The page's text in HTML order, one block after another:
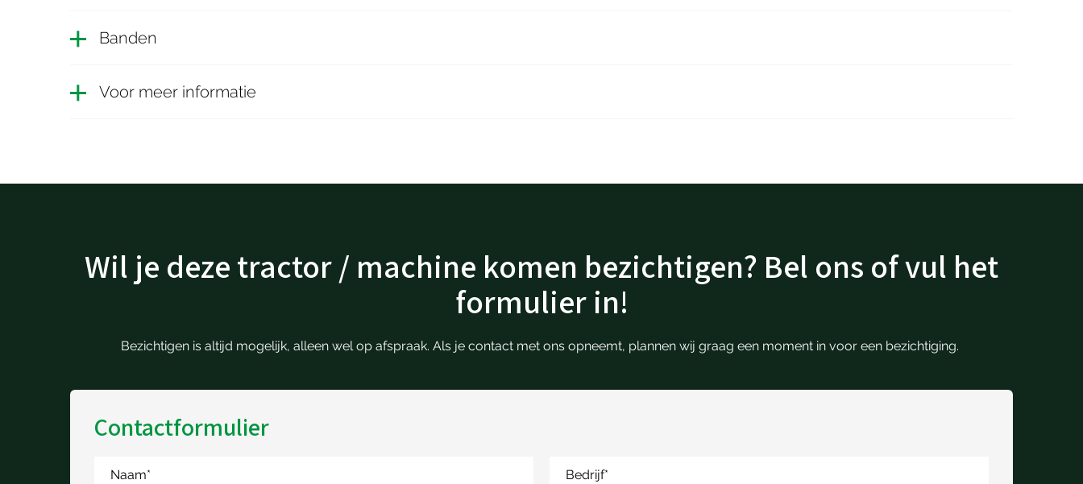
Banden
Voor meer informatie
Wil je deze tractor / machine komen bezichtigen? Bel ons of vul het
formulier in!
Bezichtigen is altijd mogelijk, alleen wel op afspraak. Als je contact met ons opneemt, plannen wij graag een moment in voor een bezichtiging.
Contactformulier
Naam* Bedrijf*